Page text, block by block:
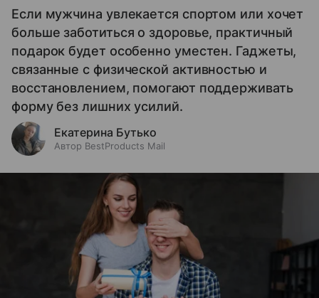
Если мужчина увлекается спортом или хочет
больше заботиться о здоровье, практичный
подарок будет особенно уместен. Гаджеты,
связанные с физической активностью и
восстановлением, помогают поддерживать
форму без лишних усилий.
Екатерина Бутько
Автор BestProducts Mail